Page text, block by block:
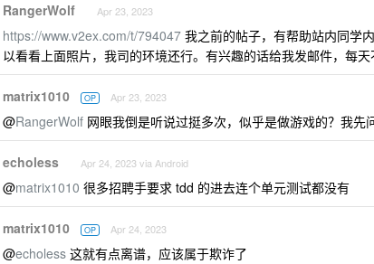
RangerWolf Apr 23, 2023
https://www.v2ex.com/t/794047 我之前的帖子，有帮助站内同学
以看看上面照片，我司的环境还行。有兴趣的话给我发邮件，每天
matrix1010 OP Apr 23, 2023
@RangerWolf 网眼我倒是听说过挺多次，似乎是做游戏的？我
echoless Apr 24, 2023 via Android
@matrix1010 很多招聘手要求 tdd 的进去连个单元测试都没有
matrix1010 OP Apr 24, 2023
@echoless 这就有点离谱，应该属于欺诈了